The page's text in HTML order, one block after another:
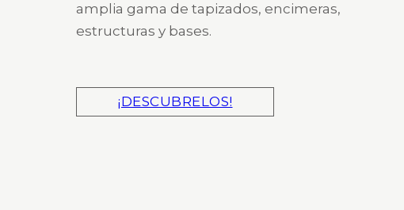
amplia gama de tapizados, encimeras,
estructuras y bases.
¡DESCUBRELOS!